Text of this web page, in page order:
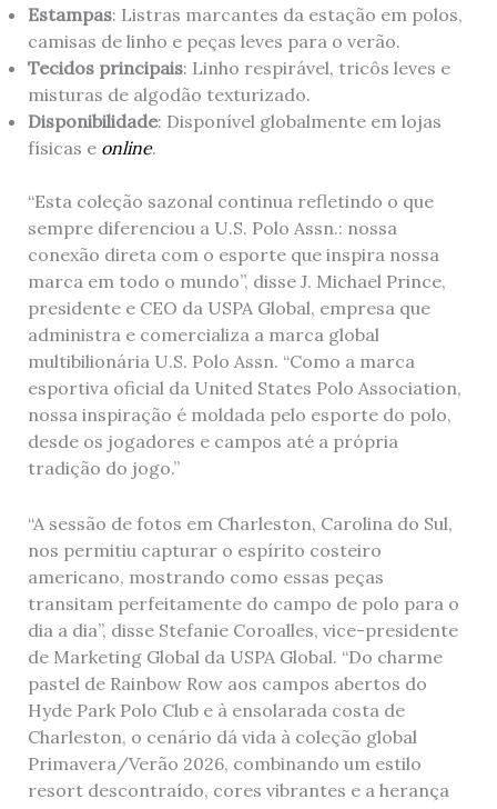
Estampas: Listras marcantes da estação em polos,
camisas de linho e peças leves para o verão.
Tecidos principais: Linho respirável, tricôs leves e
misturas de algodão texturizado.
Disponibilidade: Disponível globalmente em lojas
físicas e online.
“Esta coleção sazonal continua refletindo o que
sempre diferenciou a U.S. Polo Assn.: nossa
conexão direta com o esporte que inspira nossa
marca em todo o mundo”, disse J. Michael Prince,
presidente e CEO da USPA Global, empresa que
administra e comercializa a marca global
multibilionária U.S. Polo Assn. “Como a marca
esportiva oficial da United States Polo Association,
nossa inspiração é moldada pelo esporte do polo,
desde os jogadores e campos até a própria
tradição do jogo.”
“A sessão de fotos em Charleston, Carolina do Sul,
nos permitiu capturar o espírito costeiro
americano, mostrando como essas peças
transitam perfeitamente do campo de polo para o
dia a dia”, disse Stefanie Coroalles, vice-presidente
de Marketing Global da USPA Global. “Do charme
pastel de Rainbow Row aos campos abertos do
Hyde Park Polo Club e à ensolarada costa de
Charleston, o cenário dá vida à coleção global
Primavera/Verão 2026, combinando um estilo
resort descontraído, cores vibrantes e a herança